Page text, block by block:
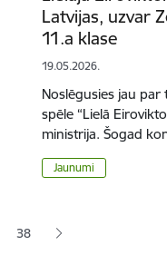
Latvijas, uzvar
11.a klase
19.05.2026.
Noslēgusies jau
spēle “Lielā
ministrija. Šogad
Jaunumi
38